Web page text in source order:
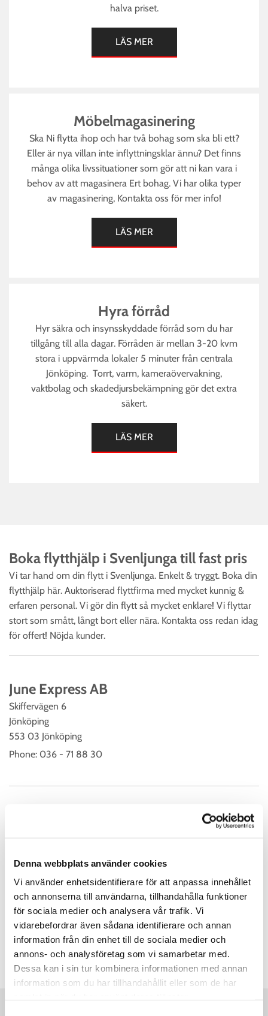
Denna webbplats använder cookies
Vi använder enhetsidentifierare för att anpassa innehållet
och annonserna till användarna, tillhandahålla funktioner
för sociala medier och analysera vår trafik. Vi
vidarebefordrar även sådana identifierare och annan
information från din enhet till de sociala medier och
annons- och analysföretag som vi samarbetar med.
Dessa kan i sin tur kombinera informationen med annan
information som du har tillhandahållit eller som de har
halva priset.
LÄS MER
Möbelmagasinering
Ska Ni flytta ihop och har två bohag som ska bli ett?
Eller är nya villan inte inflyttningsklar ännu? Det finns
många olika livssituationer som gör att ni kan vara i
behov av att magasinera Ert bohag. Vi har olika typer
av magasinering, Kontakta oss för mer info!
LÄS MER
Hyra förråd
Hyr säkra och insynsskyddade förråd som du har
tillgång till alla dagar. Förråden är mellan 3-20 kvm
stora i uppvärmda lokaler 5 minuter från centrala
Jönköping. Torrt, varm, kameraövervakning,
vaktbolag och skadedjursbekämpning gör det extra
säkert.
LÄS MER
Boka flytthjälp i Svenljunga till fast pris‎
Vi tar hand om din flytt i Svenljunga. Enkelt & tryggt. Boka din
flytthjälp här. Auktoriserad flyttfirma med mycket kunnig &
erfaren personal. Vi gör din flytt så mycket enklare! Vi flyttar
stort som smått, långt bort eller nära. Kontakta oss redan idag
för offert! Nöjda kunder.
June Express AB
Skiffervägen 6
Jönköping
553 03 Jönköping
Phone: 036 - 71 88 30
Måndag
07:00 - 17:00
Torsdag
07:00 - 17:00
Fredag
07:00 - 17:00
Lördag
Söndag